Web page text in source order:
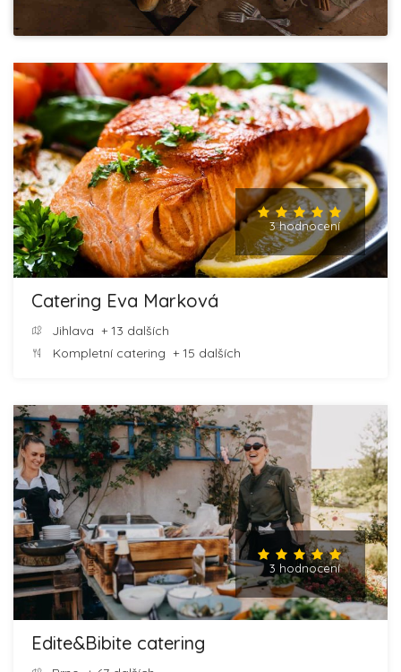
3 hodnocení
Catering Eva Marková
Jihlava + 13 dalších
Kompletní catering + 15 dalších
3 hodnocení
Edite&Bibite catering